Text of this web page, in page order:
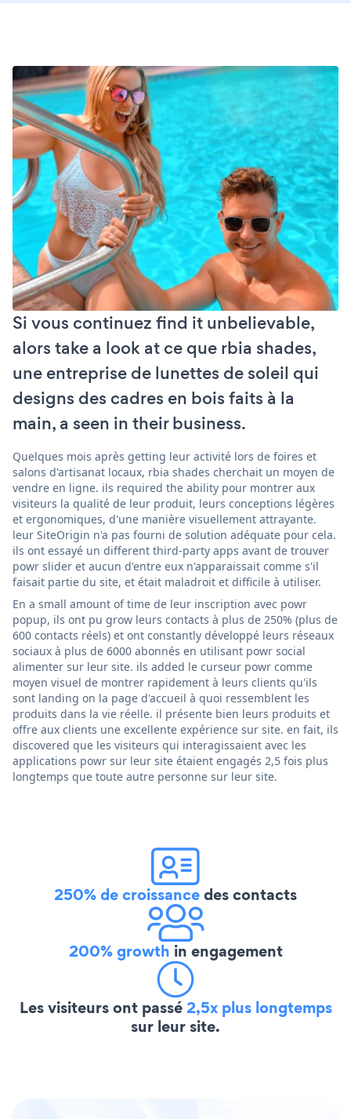
Si vous continuez find it unbelievable,
alors take a look at ce que rbia shades,
une entreprise de lunettes de soleil qui
designs des cadres en bois faits à la
main, a seen in their business.
Quelques mois après getting leur activité lors de foires et
salons d'artisanat locaux, rbia shades cherchait un moyen de
vendre en ligne. ils required the ability pour montrer aux
visiteurs la qualité de leur produit, leurs conceptions légères
et ergonomiques, d'une manière visuellement attrayante.
leur SiteOrigin n'a pas fourni de solution adéquate pour cela.
ils ont essayé un different third-party apps avant de trouver
powr slider et aucun d'entre eux n'apparaissait comme s'il
faisait partie du site, et était maladroit et difficile à utiliser.
En a small amount of time de leur inscription avec powr
popup, ils ont pu grow leurs contacts à plus de 250% (plus de
600 contacts réels) et ont constantly développé leurs réseaux
sociaux à plus de 6000 abonnés en utilisant powr social
alimenter sur leur site. ils added le curseur powr comme
moyen visuel de montrer rapidement à leurs clients qu'ils
sont landing on la page d'accueil à quoi ressemblent les
produits dans la vie réelle. il présente bien leurs produits et
offre aux clients une excellente expérience sur site. en fait, ils
discovered que les visiteurs qui interagissaient avec les
applications powr sur leur site étaient engagés 2,5 fois plus
longtemps que toute autre personne sur leur site.
250% de croissancedes contacts
200% growth in engagement
Les visiteurs ont passé2,5x plus longtemps
sur leur site.